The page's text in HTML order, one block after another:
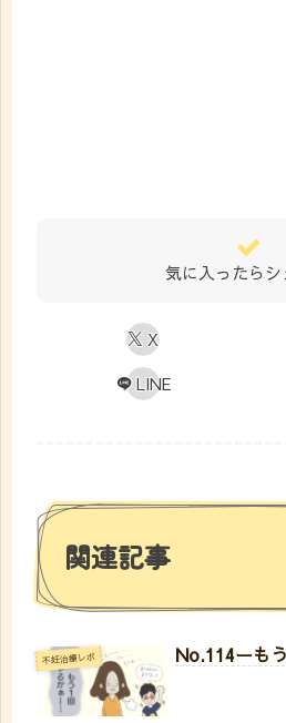
気に入ったら
X
LINE
関連記事
不妊治療レポ No.114ーも